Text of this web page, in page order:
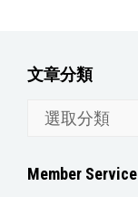
文章分類
分
Member Service